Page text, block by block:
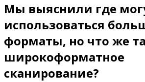
Мы выяснили где
использоваться
форматы, но что же
широкоформатное
сканирование?